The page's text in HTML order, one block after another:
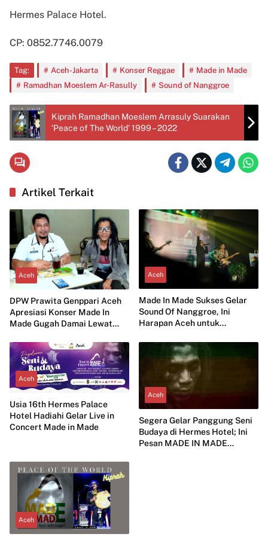
Hermes Palace Hotel.
CP: 0852.7746.0079
Tag: Aceh-Jakarta Konser Reggae
Made in Made
Ramadhan Moeslem Ar-Rasully
Sound of Nanggroe
Kiprah Ramadhan Moeslem Arrasuly Suarakan
‘Peace of The World’ 1999 – 2022
Artikel Terkait
Aceh
DPW Prawita Genppari Aceh
Apresiasi Konser Made In
Made Gugah Damai Lewat
Aceh
Made In Made Sukses Gelar
Sound Of Nanggroe, Ini
Harapan Aceh untuk
Aceh
Usia 16th Hermes Palace
Hotel Hadiahi Gelar Live in
Concert Made in Made
Aceh
Segera Gelar Panggung Seni
Budaya di Hermes Hotel; Ini
Pesan MADE IN MADE
Aceh